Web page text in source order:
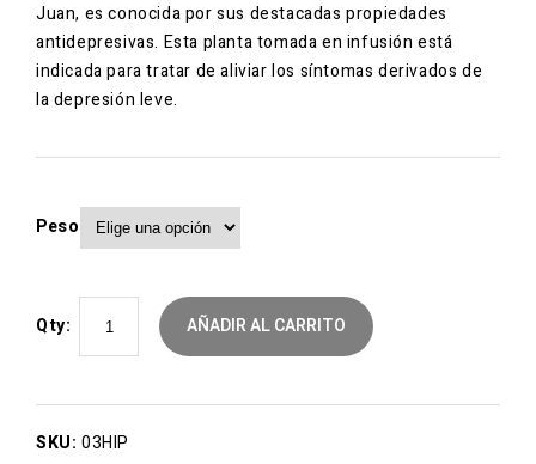
Juan, es conocida por sus destacadas propiedades
antidepresivas. Esta planta tomada en infusión está
indicada para tratar de aliviar los síntomas derivados de
la depresión leve.
Peso
Qty: AÑADIR AL CARRITO
SKU: 03HIP